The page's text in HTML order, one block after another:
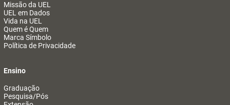
Missão da UEL
UEL em Dados
Vida na UEL
Quem é Quem
Marca Símbolo
Política de Privacidade
Ensino
Graduação
Pesquisa/Pós